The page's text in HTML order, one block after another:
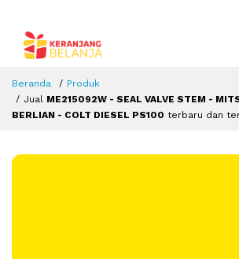
Beranda
Produk
Jual ME215092W - SEAL VALVE STEM -
BERLIAN - COLT DIESEL PS100 terbaru dan